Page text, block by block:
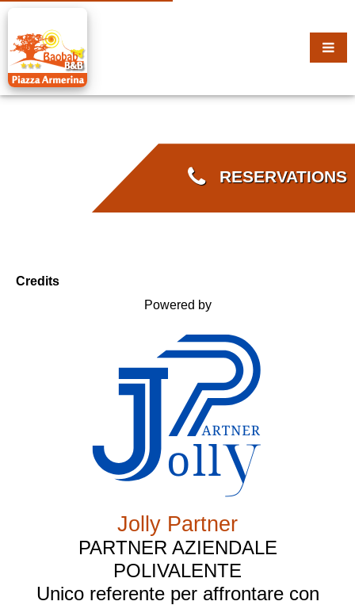
RESERVATIONS
Credits
Powered by
Jolly Partner
PARTNER AZIENDALE
POLIVALENTE
Unico referente per affrontare con